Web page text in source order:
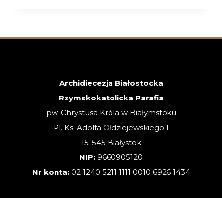
XVII
Archidiecezja Białostocka
Rzymskokatolicka Parafia
pw. Chrystusa Króla w Białymstoku
Pl. Ks. Adolfa Ołdziejewskiego 1
15-545 Białystok
NIP: 9660905120
Nr konta: 02 1240 5211 1111 0010 6926 1434